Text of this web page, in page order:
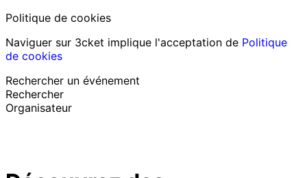
Politique de cookies
Naviguer sur 3cket implique l'acceptation de Politique
de cookies
Rechercher un événement
Rechercher
Organisateur